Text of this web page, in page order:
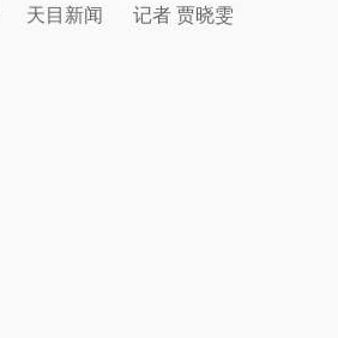
天目新闻 记者 贾晓雯